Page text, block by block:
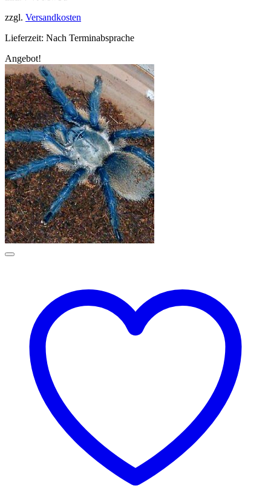
zzgl. Versandkosten
Lieferzeit: Nach Terminabsprache
Angebot!